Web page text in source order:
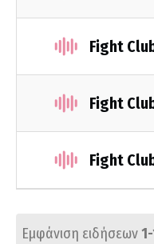
Fight
Fight
Fight
Εμφάνιση ειδήσεων